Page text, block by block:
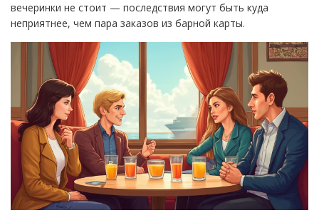
вечеринки не стоит — последствия могут быть куда
неприятнее, чем пара заказов из барной карты.